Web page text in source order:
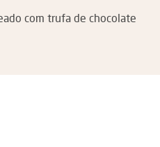
com trufa de chocolate